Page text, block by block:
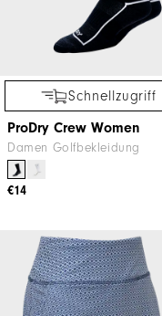
Schnellzugriff
ProDry Crew Women
Damen Golfbekleidung
€14